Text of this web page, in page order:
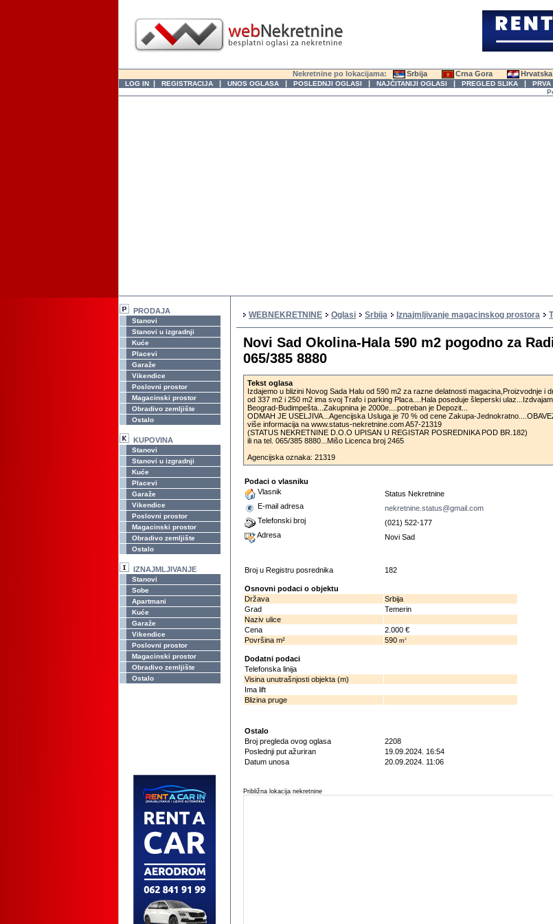
Nekretnine po lokacijama: Srbija Crna Gora Hrvatska
LOG IN | REGISTRACIJA | UNOS OGLASA | POSLEDNJI OGLASI | NAJČITANIJI OGLASI | PREGLED SLIKA | PRVA
PRODAJA
Stanovi
Stanovi u izgradnji
Kuće
Placevi
Garaže
Vikendice
Poslovni prostor
Magacinski prostor
Obradivo zemljište
Ostalo
KUPOVINA
Stanovi
Stanovi u izgradnji
Kuće
Placevi
Garaže
Vikendice
Poslovni prostor
Magacinski prostor
Obradivo zemljište
Ostalo
IZNAJMLJIVANJE
Stanovi
Sobe
Apartmani
Kuće
Garaže
Vikendice
Poslovni prostor
Magacinski prostor
Obradivo zemljište
Ostalo
WEBNEKRETNINE Oglasi Srbija Iznajmljivanje magacinskog prostora
Novi Sad Okolina-Hala 590 m2 pogodno za
065/385 8880
Tekst oglasa
Izdajemo u blizini Novog Sada Halu od 590 m2 za razne delatnosti magacina,Proizvodnje i
od 337 m2 i 250 m2 ima svoj Trafo i parking Placa....Hala poseduje šleperski
Beograd-Budimpešta...Zakupnina je 2000e....potreban je Depozit...
ODMAH JE USELJIVA...Agencijska Usluga je 70 % od cene Zakupa-
više informacija na www.status-nekretnine.com A57-21319
(STATUS NEKRETNINE D.O.O UPISAN U REGISTAR POSREDNIKA POD BR.182)
ili na tel. 065/385 8880...Mišo Licenca broj 2465
Agencijska oznaka: 21319
Podaci o vlasniku
Vlasnik
Status Nekretnine
E-mail adresa
nekretnine.status@gmail.com
Telefonski broj
(021) 522-177
Adresa
Novi Sad
Broj u Registru posrednika 182
Osnovni podaci o objektu
Država
Srbija
Grad
Temerin
Naziv ulice
Cena
2.000 €
Površina m²
590 m2
Dodatni podaci
Telefonska linija
Visina unutrašnjosti objekta (m)
Ima lift
Blizina pruge
Ostalo
Broj pregleda ovog oglasa
2208
Poslednji put ažuriran
19.09.2024. 16:54
Datum unosa
20.09.2024. 11:06
Približna lokacija nekretnine